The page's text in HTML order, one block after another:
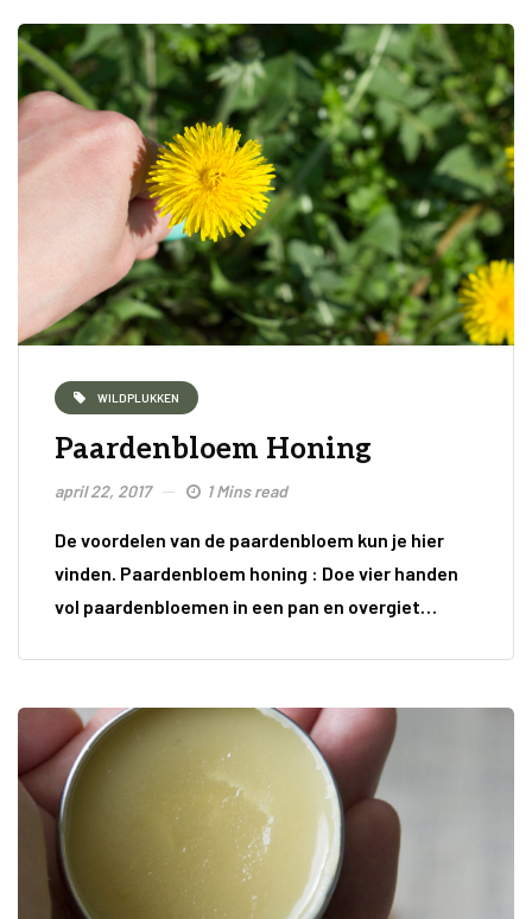
WILDPLUKKEN
Paardenbloem Honing
april 22, 2017 1 Mins read
De voordelen van de paardenbloem kun je hier
vinden. Paardenbloem honing : Doe vier handen
vol paardenbloemen in een pan en overgiet…